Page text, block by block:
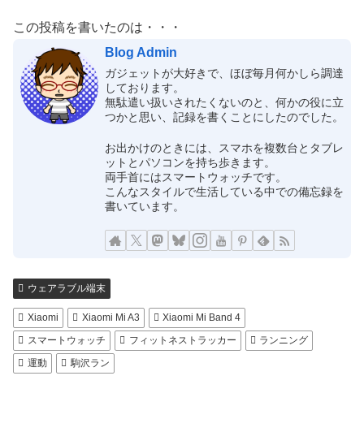
この投稿を書いたのは・・・
Blog Admin
ガジェットが大好きで、ほぼ毎月何かしら調達
しております。
無駄遣い扱いされたくないのと、何かの役に立
つかと思い、記録を書くことにしたのでした。
お出かけのときには、スマホを複数台とタブレ
ットとパソコンを持ち歩きます。
両手首にはスマートウォッチです。
こんなスタイルで生活している中での備忘録を
書いています。
ウェアラブル端末
Xiaomi Xiaomi Mi A3
Xiaomi Mi Band 4
スマートウォッチ
フィットネストラッカー
ランニング
運動
駒沢ラン